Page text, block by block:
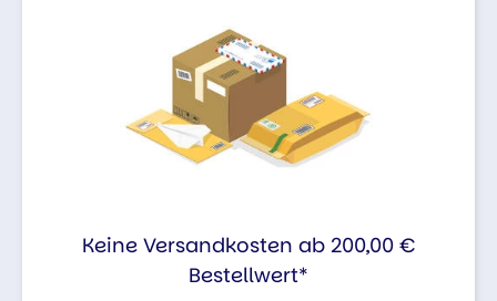
Keine Versandkosten ab 200,00 €
Bestellwert*